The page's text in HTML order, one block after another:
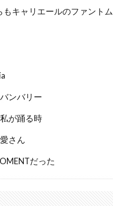
キャリエールのファントム
ンバリー
が踊る時
さん
だった